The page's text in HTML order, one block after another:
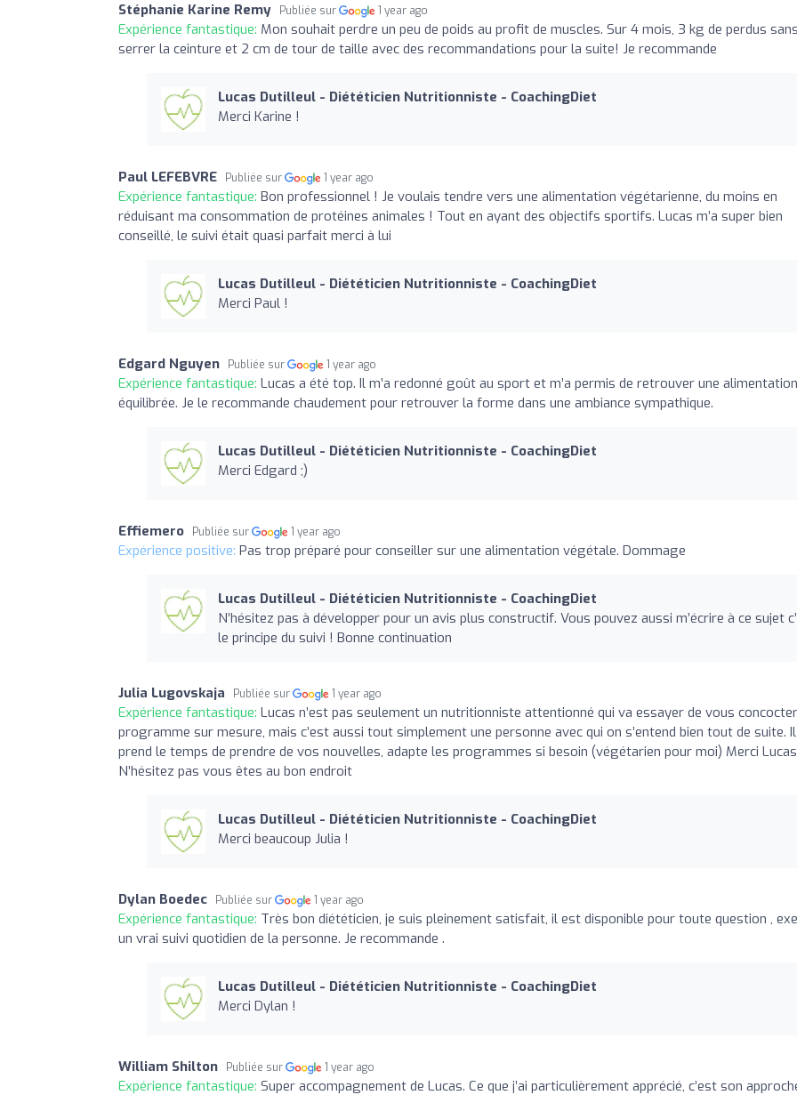
Stéphanie Karine Remy Publiée sur 1 year ago
Expérience fantastique: Mon souhait perdre un peu de poids au profit de muscles. Sur 4 mois, 3 kg de perdus
serrer la ceinture et 2 cm de tour de taille avec des recommandations pour la suite! Je recommande
Lucas Dutilleul - Diététicien Nutritionniste - CoachingDiet
Merci Karine !
Paul LEFEBVRE Publiée sur 1 year ago
Expérience fantastique: Bon professionnel ! Je voulais tendre vers une alimentation végétarienne, du moins en
réduisant ma consommation de protéines animales ! Tout en ayant des objectifs sportifs. Lucas m’a super bien
conseillé, le suivi était quasi parfait merci à lui
Lucas Dutilleul - Diététicien Nutritionniste - CoachingDiet
Merci Paul !
Edgard Nguyen Publiée sur 1 year ago
Expérience fantastique: Lucas a été top. Il m’a redonné goût au sport et m’a permis de retrouver une alimentation
équilibrée. Je le recommande chaudement pour retrouver la forme dans une ambiance sympathique.
Lucas Dutilleul - Diététicien Nutritionniste - CoachingDiet
Merci Edgard ;)
Effiemero Publiée sur 1 year ago
Expérience positive: Pas trop préparé pour conseiller sur une alimentation végétale. Dommage
Lucas Dutilleul - Diététicien Nutritionniste - CoachingDiet
N’hésitez pas à développer pour un avis plus constructif. Vous pouvez aussi m’écrire à ce sujet
le principe du suivi ! Bonne continuation
Julia Lugovskaja Publiée sur 1 year ago
Expérience fantastique: Lucas n’est pas seulement un nutritionniste attentionné qui va essayer de vous
programme sur mesure, mais c’est aussi tout simplement une personne avec qui on s’entend bien tout de suite. Il
prend le temps de prendre de vos nouvelles, adapte les programmes si besoin (végétarien pour moi) Merci
N’hésitez pas vous êtes au bon endroit
Lucas Dutilleul - Diététicien Nutritionniste - CoachingDiet
Merci beaucoup Julia !
Dylan Boedec Publiée sur 1 year ago
Expérience fantastique: Très bon diététicien, je suis pleinement satisfait, il est disponible pour toute question ,
un vrai suivi quotidien de la personne. Je recommande .
Lucas Dutilleul - Diététicien Nutritionniste - CoachingDiet
Merci Dylan !
William Shilton Publiée sur 1 year ago
Expérience fantastique: Super accompagnement de Lucas. Ce que j’ai particulièrement apprécié, c’est son